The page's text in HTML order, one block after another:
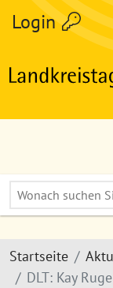
zum Inhalt
Login
Volltextsuche
Hier Suchbegriff
Startseite
DLT: Kay